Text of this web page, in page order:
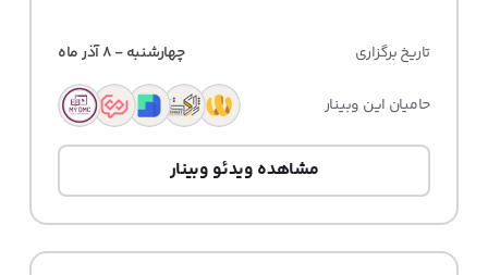
تاریخ برگزاری چهارشنبه - 8 آذر ماه
حامیان این وبینار
مشاهده ویدئو وبینار